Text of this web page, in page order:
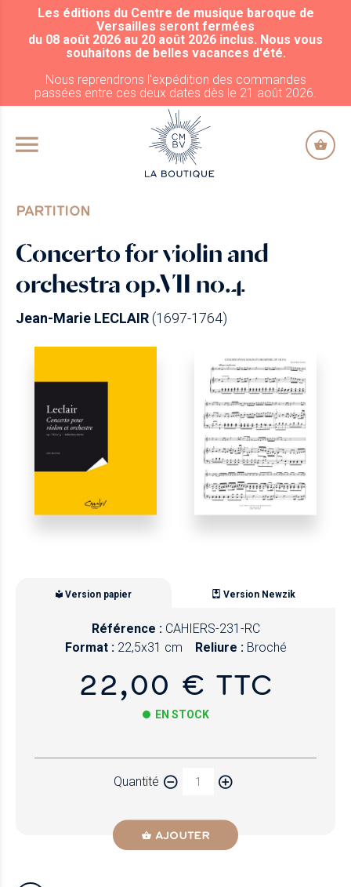
ALLER AU CONTENU PRINCIPAL
Les éditions du Centre de musique baroque de
Versailles seront fermées
du 08 août 2026 au 20 août 2026 inclus. Nous vous
souhaitons de belles vacances d'été.
Nous reprendrons l'expédition des commandes
passées entre ces deux dates dès le 21 août 2026.
PARTITION
Concerto for violin and
orchestra op.VII no.4
Jean-Marie LECLAIR(1697-1764)
Version papier Version Newzik
Référence : CAHIERS-231-RC
Format : 22,5x31 cm Reliure : Broché
22,00 € TTC
EN STOCK
Quantité
AJOUTER